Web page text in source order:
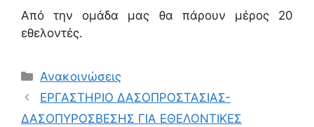
Από την ομάδα μας θα πάρουν μέρος 20
εθελοντές.
Ανακοινώσεις
ΕΡΓΑΣΤΗΡΙΟ ΔΑΣΟΠΡΟΣΤΑΣΙΑΣ-
ΔΑΣΟΠΥΡΟΣΒΕΣΗΣ ΓΙΑ ΕΘΕΛΟΝΤΙΚΕΣ